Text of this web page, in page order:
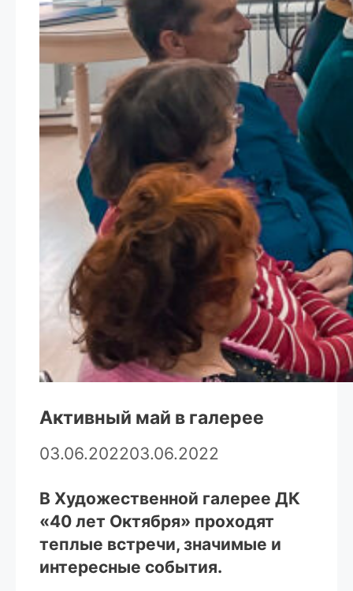
Активный май в галерее
03.06.202203.06.2022
В Художественной галерее ДК
«40 лет Октября» проходят
теплые встречи, значимые и
интересные события.